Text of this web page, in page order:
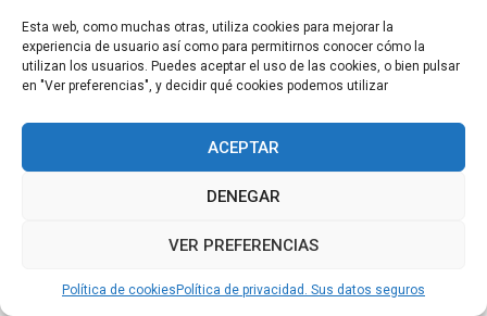
Esta web, como muchas otras, utiliza cookies para mejorar la
experiencia de usuario así como para permitirnos conocer cómo la
utilizan los usuarios. Puedes aceptar el uso de las cookies, o bien pulsar
en "Ver preferencias", y decidir qué cookies podemos utilizar
ACEPTAR
DENEGAR
VER PREFERENCIAS
Política de cookies Política de privacidad. Sus datos seguros